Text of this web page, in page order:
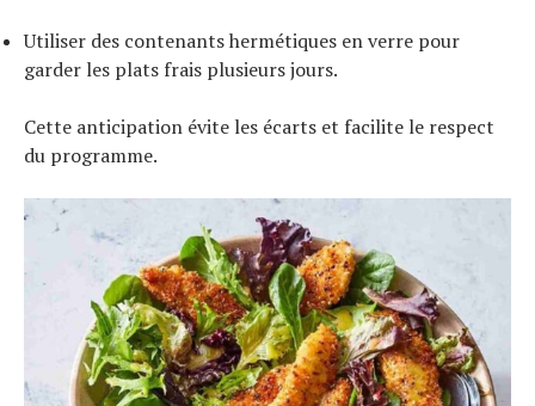
Utiliser des contenants hermétiques en verre pour
garder les plats frais plusieurs jours.
Cette anticipation évite les écarts et facilite le respect
du programme.